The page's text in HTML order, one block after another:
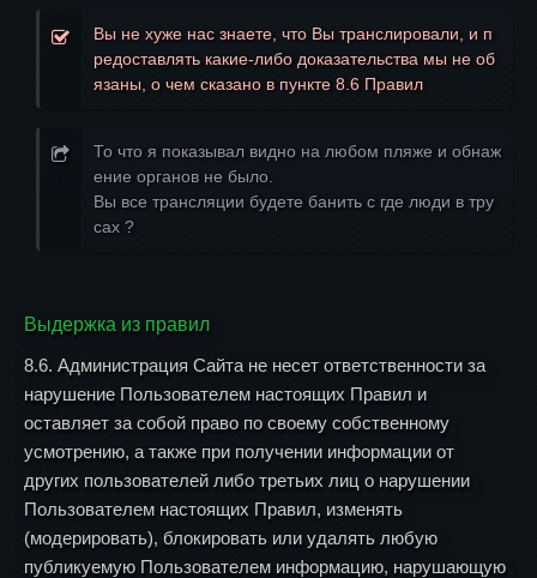
Вы не хуже нас знаете, что Вы транслировали, и п
редоставлять какие-либо доказательства мы не об
язаны, о чем сказано в пункте 8.6 Правил
То что я показывал видно на любом пляже и обнаж
ение органов не было.
Вы все трансляции будете банить с где люди в тру
сах ?
Выдержка из правил
8.6. Администрация Сайта не несет ответственности за
нарушение Пользователем настоящих Правил и
оставляет за собой право по своему собственному
усмотрению, а также при получении информации от
других пользователей либо третьих лиц о нарушении
Пользователем настоящих Правил, изменять
(модерировать), блокировать или удалять любую
публикуемую Пользователем информацию, нарушающую